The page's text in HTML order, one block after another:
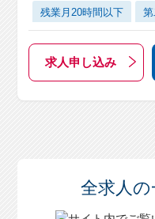
残業月20時間以下
求人申し込み
全求人